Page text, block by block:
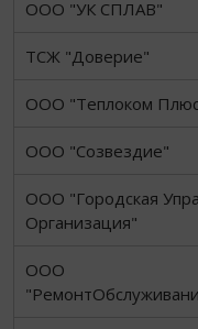
ООО "УК СПЛАВ"
ТСЖ "Доверие"
ООО "Теплоком
ООО "Созвездие"
ООО "Городская
Организация"
ООО